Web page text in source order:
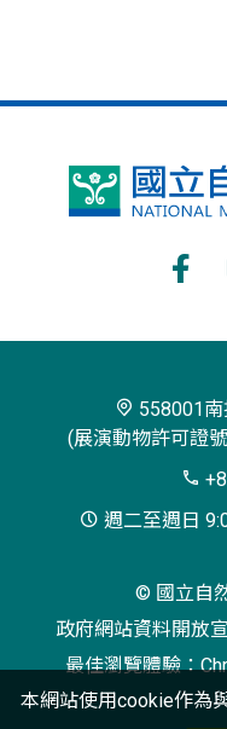
鳳
態
區
558001
(展演動物許可證
週二至週日
© 國立自
政府網站資料開放
最佳瀏覽體驗：
本網站使用cookie作為